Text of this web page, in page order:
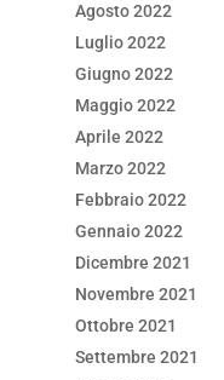
Agosto 2022
Luglio 2022
Giugno 2022
Maggio 2022
Aprile 2022
Marzo 2022
Febbraio 2022
Gennaio 2022
Dicembre 2021
Novembre 2021
Ottobre 2021
Settembre 2021